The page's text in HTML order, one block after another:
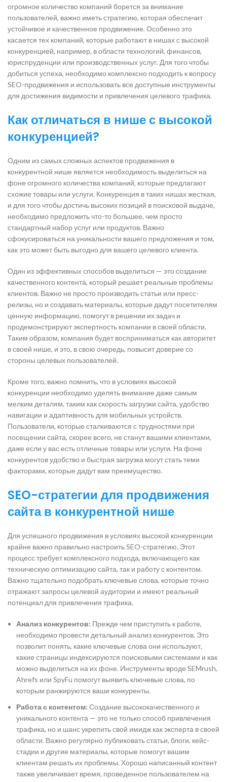
огромное количество компаний борется за внимание
пользователей, важно иметь стратегию, которая обеспечит
устойчивое и качественное продвижение. Особенно это
касается тех компаний, которые работают в нишах с высокой
конкуренцией, например, в области технологий, финансов,
юриспруденции или производственных услуг. Для того чтобы
добиться успеха, необходимо комплексно подходить к вопросу
SEO-продвижения и использовать все доступные инструменты
для достижения видимости и привлечения целевого трафика.
Как отличаться в нише с высокой
конкуренцией?
Одним из самых сложных аспектов продвижения в
конкурентной нише является необходимость выделиться на
фоне огромного количества компаний, которые предлагают
схожие товары или услуги. Конкуренция в таких нишах жесткая,
и для того чтобы достичь высоких позиций в поисковой выдаче,
необходимо предложить что-то большее, чем просто
стандартный набор услуг или продуктов. Важно
сфокусироваться на уникальности вашего предложения и том,
как это может быть выгодно для вашего целевого клиента.
Один из эффективных способов выделиться — это создание
качественного контента, который решает реальные проблемы
клиентов. Важно не просто производить статьи или пресс-
релизы, но и создавать материалы, которые дадут посетителям
ценную информацию, помогут в решении их задач и
продемонстрируют экспертность компании в своей области.
Таким образом, компания будет восприниматься как авторитет
в своей нише, и это, в свою очередь, повысит доверие со
стороны целевых пользователей.
Кроме того, важно помнить, что в условиях высокой
конкуренции необходимо уделять внимание даже самым
мелким деталям, таким как скорость загрузки сайта, удобство
навигации и адаптивность для мобильных устройств.
Пользователи, которые сталкиваются с трудностями при
посещении сайта, скорее всего, не станут вашими клиентами,
даже если у вас есть отличные товары или услуги. На фоне
конкурентов удобство и быстрая загрузка могут стать теми
факторами, которые дадут вам преимущество.
SEO-стратегии для продвижения
сайта в конкурентной нише
Для успешного продвижения в условиях высокой конкуренции
крайне важно правильно настроить SEO-стратегию. Этот
процесс требует комплексного подхода, включающего как
техническую оптимизацию сайта, так и работу с контентом.
Важно тщательно подобрать ключевые слова, которые точно
отражают запросы целевой аудитории и имеют реальный
потенциал для привлечения трафика.
Анализ конкурентов: Прежде чем приступить к работе,
необходимо провести детальный анализ конкурентов. Это
позволит понять, какие ключевые слова они используют,
какие страницы индексируются поисковыми системами и как
можно выделиться на их фоне. Инструменты вроде SEMrush,
Ahrefs или SpyFu помогут выявить ключевые слова, по
которым ранжируются ваши конкуренты.
Работа с контентом: Создание высококачественного и
уникального контента — это не только способ привлечения
трафика, но и шанс укрепить свой имидж как эксперта в своей
области. Важно регулярно публиковать статьи, блоги, кейс-
стадии и другие материалы, которые помогут вашим
клиентам решать их проблемы. Хорошо написанный контент
также увеличивает время, проведенное пользователем на